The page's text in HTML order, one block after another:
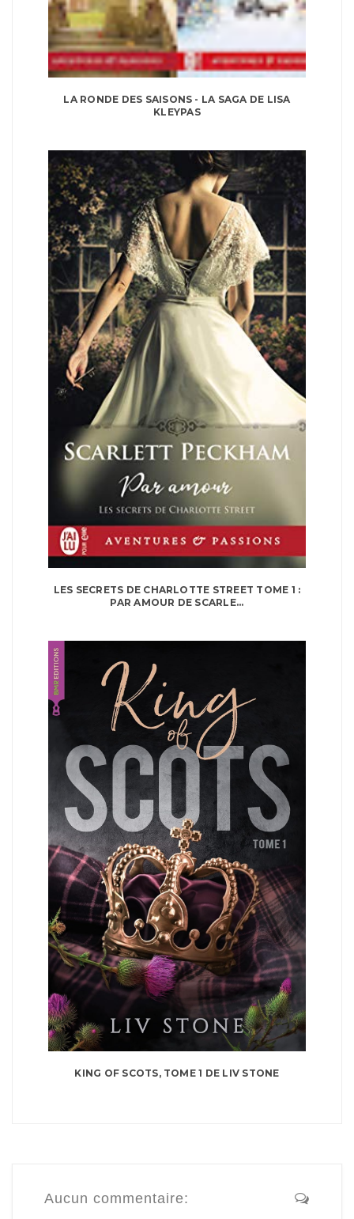
LA RONDE DES SAISONS - LA SAGA DE LISA
KLEYPAS
LES SECRETS DE CHARLOTTE STREET TOME 1 :
PAR AMOUR DE SCARLE...
KING OF SCOTS, TOME 1 DE LIV STONE
Aucun commentaire: